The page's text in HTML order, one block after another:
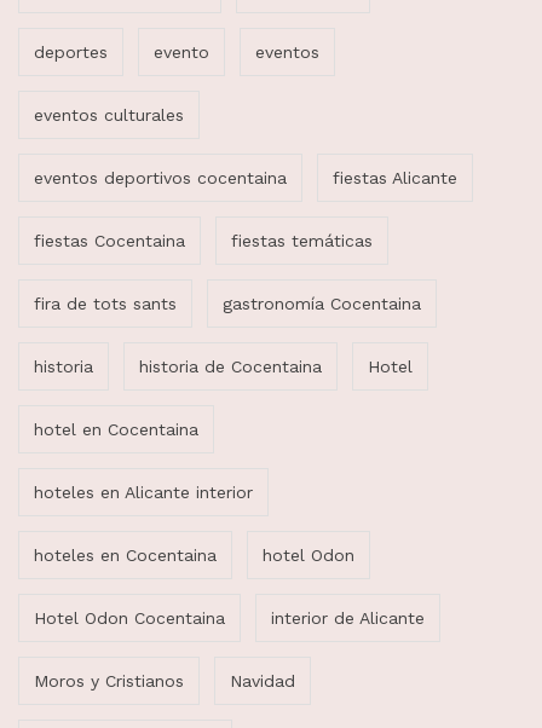
deportes evento eventos
eventos culturales
eventos deportivos cocentaina fiestas Alicante
fiestas Cocentaina fiestas temáticas
fira de tots sants gastronomía Cocentaina
historia historia de Cocentaina Hotel
hotel en Cocentaina
hoteles en Alicante interior
hoteles en Cocentaina hotel Odon
Hotel Odon Cocentaina interior de Alicante
Moros y Cristianos Navidad